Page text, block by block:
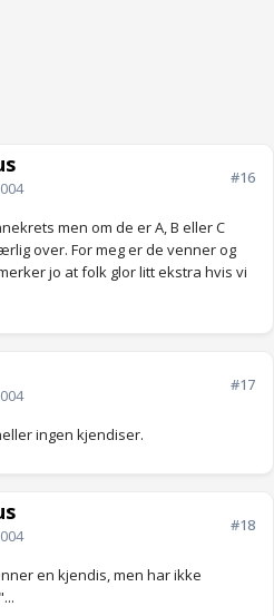
#16
men om de er A, B eller C
over. For meg er de venner og
jo at folk glor litt ekstra hvis vi
#17
ingen kjendiser.
#18
en kjendis, men har ikke